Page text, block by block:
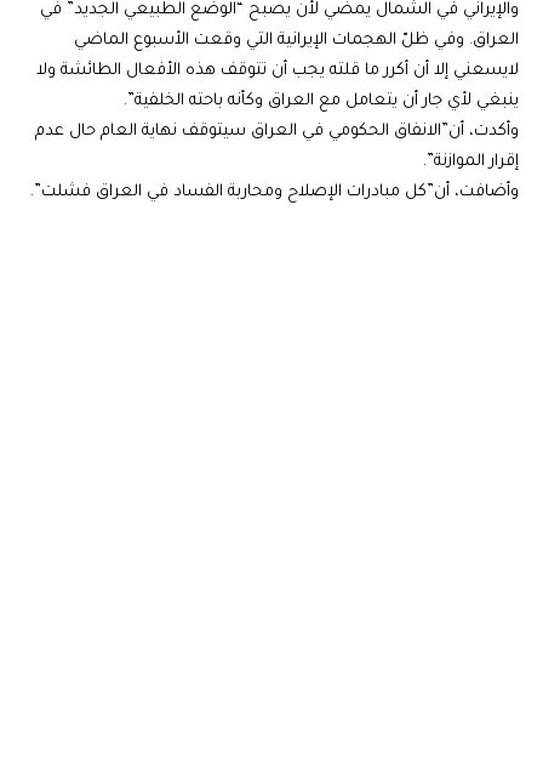
والإيراني في الشمال يمضي لأن يصبح “الوضع الطبيعي الجديد” في
العراق. وفي ظلّ الهجمات الإيرانية التي وقعت الأسبوع الماضي
لايسعني إلا أن أكرر ما قلته يجب أن تتوقف هذه الأفعال الطائشة ولا
ينبغي لأي جار أن يتعامل مع العراق وكأنه باحته الخلفية”.
وأكدت، أن”الانفاق الحكومي في العراق سيتوقف نهاية العام حال عدم
إقرار الموازنة”.
وأضافت، أن”كل مبادرات الإصلاح ومحاربة الفساد في العراق فشلت”.